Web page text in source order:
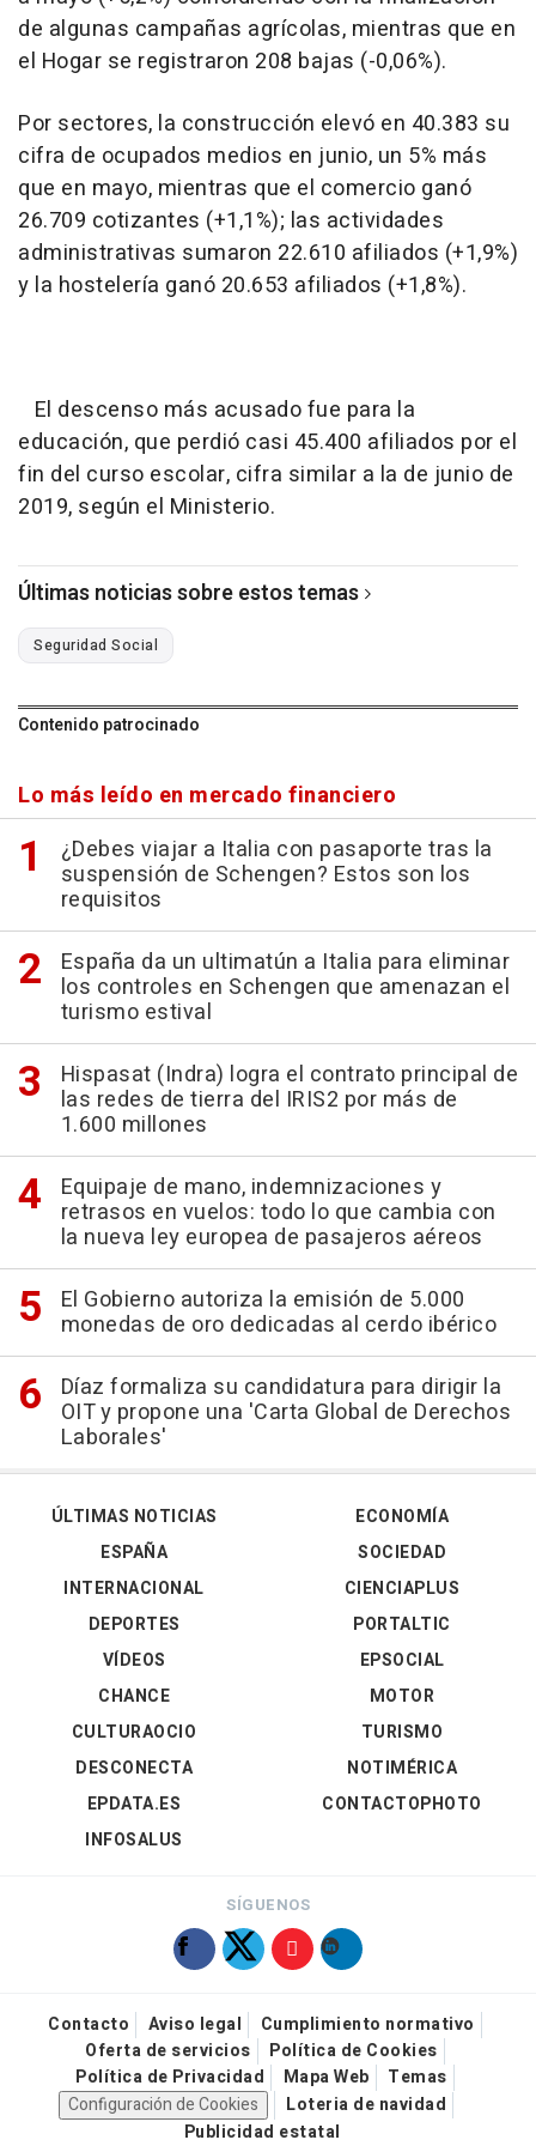
de algunas campañas agrícolas, mientras que en
el Hogar se registraron 208 bajas (-0,06%).
Por sectores, la construcción elevó en 40.383 su
cifra de ocupados medios en junio, un 5% más
que en mayo, mientras que el comercio ganó
26.709 cotizantes (+1,1%); las actividades
administrativas sumaron 22.610 afiliados (+1,9%)
y la hostelería ganó 20.653 afiliados (+1,8%).
El descenso más acusado fue para la
educación, que perdió casi 45.400 afiliados por el
fin del curso escolar, cifra similar a la de junio de
2019, según el Ministerio.
Últimas noticias sobre estos temas
Seguridad Social
Contenido patrocinado
Lo más leído en mercado financiero
¿Debes viajar a Italia con pasaporte tras la
suspensión de Schengen? Estos son los
requisitos
España da un ultimatún a Italia para eliminar
los controles en Schengen que amenazan el
turismo estival
Hispasat (Indra) logra el contrato principal de
las redes de tierra del IRIS2 por más de
1.600 millones
Equipaje de mano, indemnizaciones y
retrasos en vuelos: todo lo que cambia con
la nueva ley europea de pasajeros aéreos
El Gobierno autoriza la emisión de 5.000
monedas de oro dedicadas al cerdo ibérico
Díaz formaliza su candidatura para dirigir la
OIT y propone una 'Carta Global de Derechos
Laborales'
ÚLTIMAS NOTICIAS
ESPAÑA
INTERNACIONAL
DEPORTES
VÍDEOS
ECONOMÍA
SOCIEDAD
CIENCIAPLUS
PORTALTIC
EPSOCIAL
CHANCE
CULTURAOCIO
DESCONECTA
EPDATA.ES
INFOSALUS
MOTOR
TURISMO
NOTIMÉRICA
CONTACTOPHOTO
SÍGUENOS
Contacto Aviso legal
Cumplimiento normativo
Oferta de servicios
Política de Cookies
Política de Privacidad
Mapa Web
Temas
Configuración de Cookies
Loteria de navidad
Publicidad estatal